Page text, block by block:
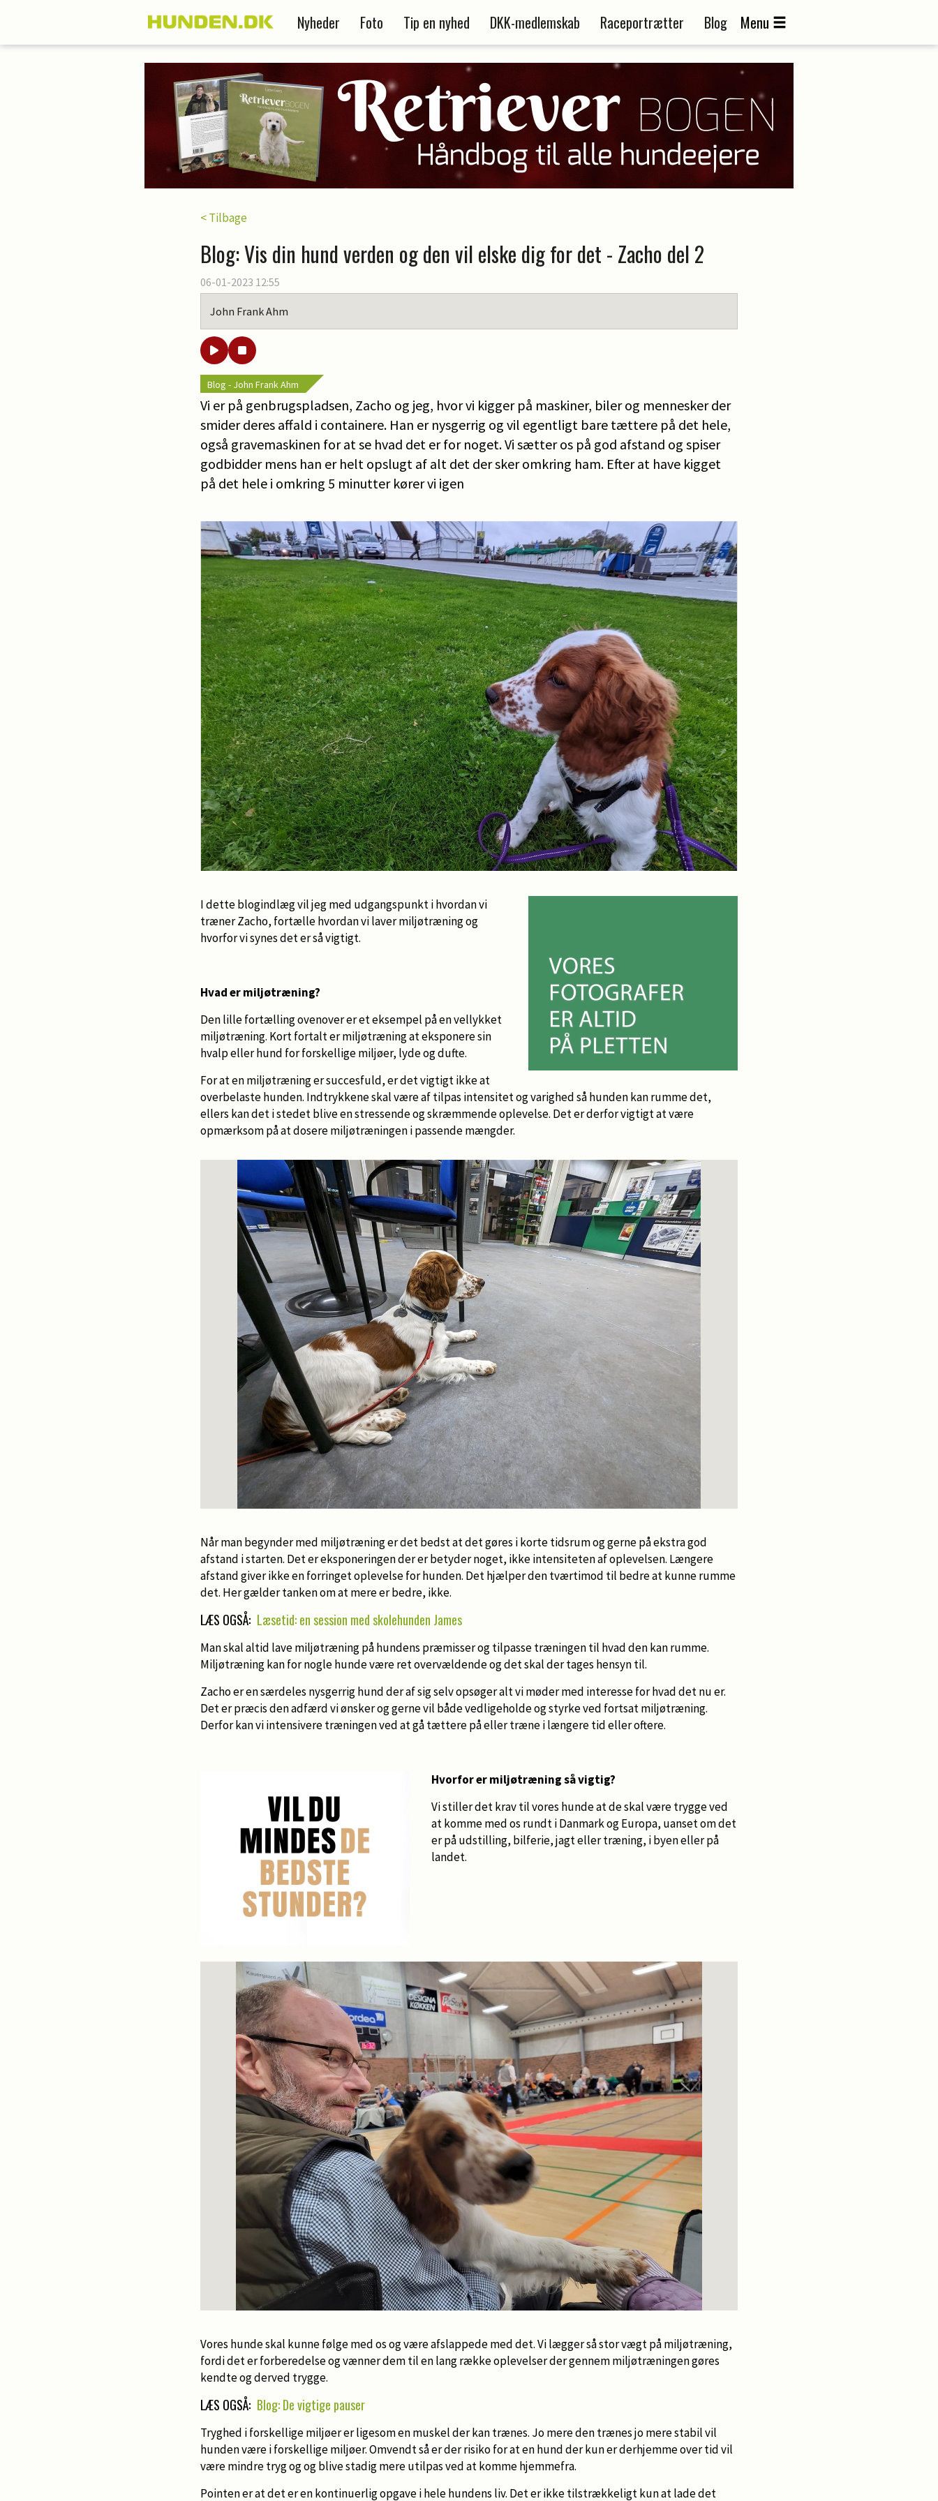
Nyheder Foto Tip en nyhed DKK-medlemskab Raceportrætter Blog Menu
< Tilbage
Blog: Vis din hund verden og den vil elske dig for det - Zacho del 2
06-01-2023 12:55
John Frank Ahm
Blog - John Frank Ahm
Vi er på genbrugspladsen, Zacho og jeg, hvor vi kigger på maskiner, biler og mennesker der
smider deres affald i containere. Han er nysgerrig og vil egentligt bare tættere på det hele,
også gravemaskinen for at se hvad det er for noget. Vi sætter os på god afstand og spiser
godbidder mens han er helt opslugt af alt det der sker omkring ham. Efter at have kigget
på det hele i omkring 5 minutter kører vi igen
I dette blogindlæg vil jeg med udgangspunkt i hvordan vi
træner Zacho, fortælle hvordan vi laver miljøtræning og
hvorfor vi synes det er så vigtigt.
Hvad er miljøtræning?
Den lille fortælling ovenover er et eksempel på en vellykket
miljøtræning. Kort fortalt er miljøtræning at eksponere sin
hvalp eller hund for forskellige miljøer, lyde og dufte.
For at en miljøtræning er succesfuld, er det vigtigt ikke at
overbelaste hunden. Indtrykkene skal være af tilpas intensitet og varighed så hunden kan rumme det,
ellers kan det i stedet blive en stressende og skræmmende oplevelse. Det er derfor vigtigt at være
opmærksom på at dosere miljøtræningen i passende mængder.
Når man begynder med miljøtræning er det bedst at det gøres i korte tidsrum og gerne på ekstra god
afstand i starten. Det er eksponeringen der er betyder noget, ikke intensiteten af oplevelsen. Længere
afstand giver ikke en forringet oplevelse for hunden. Det hjælper den tværtimod til bedre at kunne rumme
det. Her gælder tanken om at mere er bedre, ikke.
LÆS OGSÅ: Læsetid: en session med skolehunden James
Man skal altid lave miljøtræning på hundens præmisser og tilpasse træningen til hvad den kan rumme.
Miljøtræning kan for nogle hunde være ret overvældende og det skal der tages hensyn til.
Zacho er en særdeles nysgerrig hund der af sig selv opsøger alt vi møder med interesse for hvad det nu er.
Det er præcis den adfærd vi ønsker og gerne vil både vedligeholde og styrke ved fortsat miljøtræning.
Derfor kan vi intensivere træningen ved at gå tættere på eller træne i længere tid eller oftere.
Hvorfor er miljøtræning så vigtig?
Vi stiller det krav til vores hunde at de skal være trygge ved
at komme med os rundt i Danmark og Europa, uanset om det
er på udstilling, bilferie, jagt eller træning, i byen eller på
landet.
Vores hunde skal kunne følge med os og være afslappede med det. Vi lægger så stor vægt på miljøtræning,
fordi det er forberedelse og vænner dem til en lang række oplevelser der gennem miljøtræningen gøres
kendte og derved trygge.
LÆS OGSÅ: Blog: De vigtige pauser
Tryghed i forskellige miljøer er ligesom en muskel der kan trænes. Jo mere den trænes jo mere stabil vil
hunden være i forskellige miljøer. Omvendt så er der risiko for at en hund der kun er derhjemme over tid vil
være mindre tryg og og blive stadig mere utilpas ved at komme hjemmefra.
Pointen er at det er en kontinuerlig opgave i hele hundens liv. Det er ikke tilstrækkeligt kun at lade det